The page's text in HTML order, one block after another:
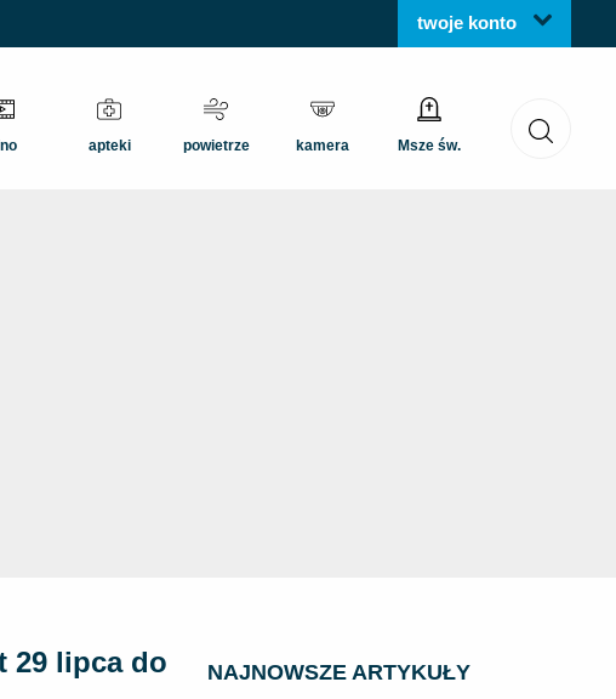
twoje konto
apteki powietrze kamera Msze św.
29 lipca do
NAJNOWSZE ARTYKUŁY